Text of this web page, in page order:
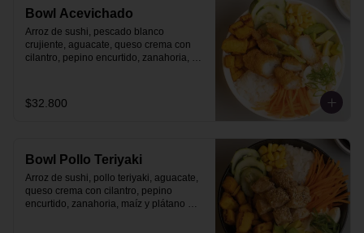
Bowl Acevichado
Arroz de sushi, pescado blanco
crujiente, aguacate, queso crema con
cilantro, pepino encurtido, zanahoria,
$32.800
Bowl Pollo Teriyaki
Arroz de sushi, pollo teriyaki, aguacate,
queso crema con cilantro, pepino
encurtido, zanahoria, maíz y plátano